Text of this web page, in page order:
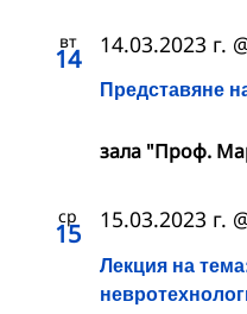
вт
14
Представяне
14.03.2023 г.
зала "Проф.
ср
15
Лекция на
15.03.2023 г.